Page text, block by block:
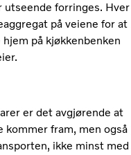
forringes. Hver
på veiene for at
på kjøkkenbenken
er det avgjørende at
kommer fram, men også
ikke minst med